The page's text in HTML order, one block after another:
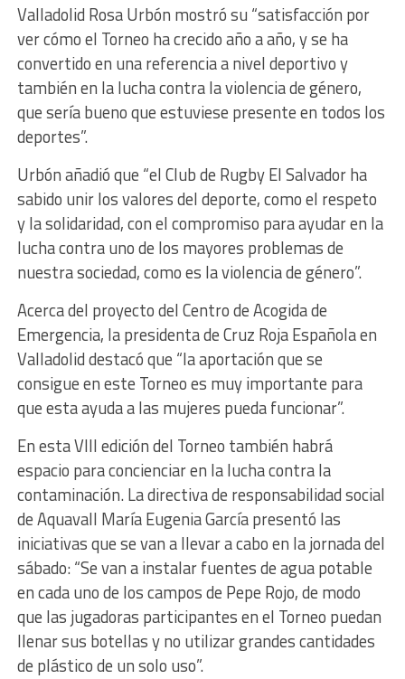
Valladolid Rosa Urbón mostró su “satisfacción por
ver cómo el Torneo ha crecido año a año, y se ha
convertido en una referencia a nivel deportivo y
también en la lucha contra la violencia de género,
que sería bueno que estuviese presente en todos los
deportes”.
Urbón añadió que “el Club de Rugby El Salvador ha
sabido unir los valores del deporte, como el respeto
y la solidaridad, con el compromiso para ayudar en la
lucha contra uno de los mayores problemas de
nuestra sociedad, como es la violencia de género”.
Acerca del proyecto del Centro de Acogida de
Emergencia, la presidenta de Cruz Roja Española en
Valladolid destacó que “la aportación que se
consigue en este Torneo es muy importante para
que esta ayuda a las mujeres pueda funcionar”.
En esta VIII edición del Torneo también habrá
espacio para concienciar en la lucha contra la
contaminación. La directiva de responsabilidad social
de Aquavall María Eugenia García presentó las
iniciativas que se van a llevar a cabo en la jornada del
sábado: “Se van a instalar fuentes de agua potable
en cada uno de los campos de Pepe Rojo, de modo
que las jugadoras participantes en el Torneo puedan
llenar sus botellas y no utilizar grandes cantidades
de plástico de un solo uso”.